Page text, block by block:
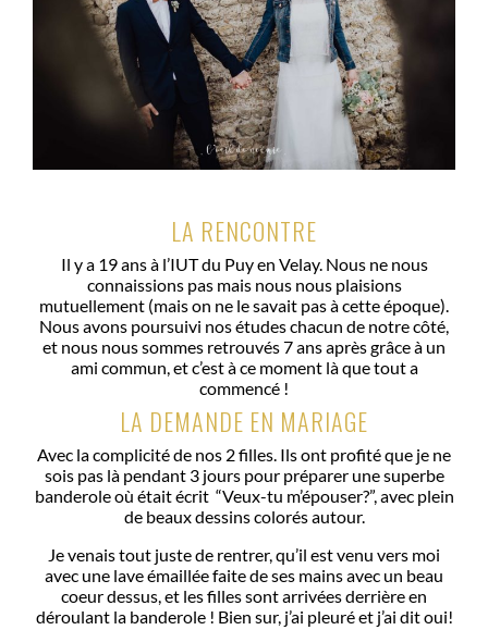
LA RENCONTRE
Il y a 19 ans à l’IUT du Puy en Velay. Nous ne nous
connaissions pas mais nous nous plaisions
mutuellement (mais on ne le savait pas à cette époque).
Nous avons poursuivi nos études chacun de notre côté,
et nous nous sommes retrouvés 7 ans après grâce à un
ami commun, et c’est à ce moment là que tout a
commencé !
LA DEMANDE EN MARIAGE
Avec la complicité de nos 2 filles. Ils ont profité que je ne
sois pas là pendant 3 jours pour préparer une superbe
banderole où était écrit “Veux-tu m’épouser?”, avec plein
de beaux dessins colorés autour.
Je venais tout juste de rentrer, qu’il est venu vers moi
avec une lave émaillée faite de ses mains avec un beau
coeur dessus, et les filles sont arrivées derrière en
déroulant la banderole ! Bien sur, j’ai pleuré et j’ai dit oui!